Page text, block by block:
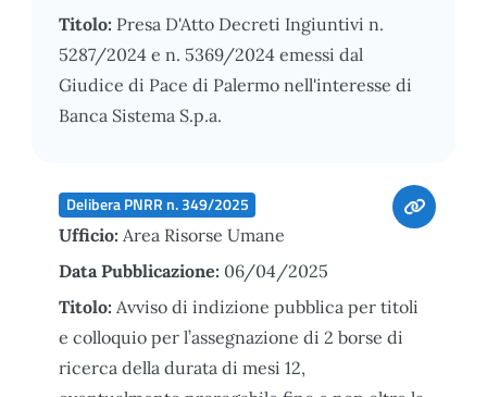
Titolo: Presa D'Atto Decreti Ingiuntivi n.
5287/2024 e n. 5369/2024 emessi dal
Giudice di Pace di Palermo nell'interesse di
Banca Sistema S.p.a.
Delibera PNRR n. 349/2025
Ufficio: Area Risorse Umane
Data Pubblicazione: 06/04/2025
Titolo: Avviso di indizione pubblica per titoli
e colloquio per l’assegnazione di 2 borse di
ricerca della durata di mesi 12,